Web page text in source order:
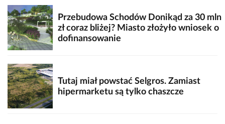
Przebudowa Schodów Donikąd za 30 mln
zł coraz bliżej? Miasto złożyło wniosek o
dofinansowanie
Tutaj miał powstać Selgros. Zamiast
hipermarketu są tylko chaszcze